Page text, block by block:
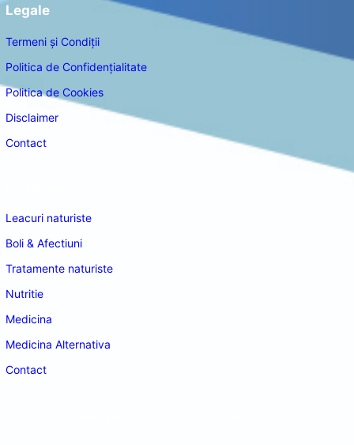
Legale
Termeni și Condiții
Politica de Confidențialitate
Politica de Cookies
Disclaimer
Contact
Leacuri naturiste
Boli & Afectiuni
Tratamente naturiste
Nutritie
Medicina
Medicina Alternativa
Contact